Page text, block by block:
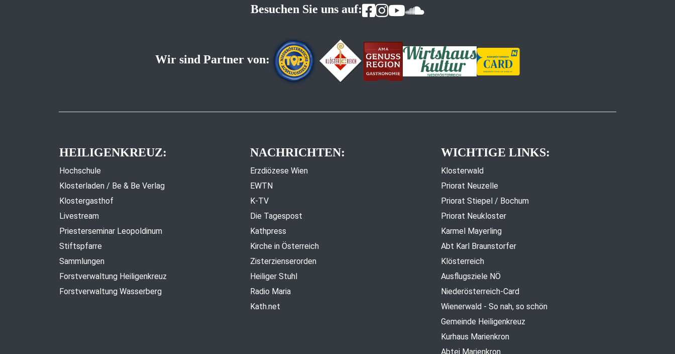
Besuchen Sie uns auf:
Wir sind Partner von:
HEILIGENKREUZ:
Hochschule
Klosterladen / Be & Be Verlag
Klostergasthof
Livestream
Priesterseminar Leopoldinum
Stiftspfarre
Sammlungen
Forstverwaltung Heiligenkreuz
Forstverwaltung Wasserberg
NACHRICHTEN:
Erzdiözese Wien
EWTN
K-TV
Die Tagespost
Kathpress
Kirche in Österreich
Zisterzienserorden
Heiliger Stuhl
Radio Maria
Kath.net
WICHTIGE LINKS:
Klosterwald
Priorat Neuzelle
Priorat Stiepel / Bochum
Priorat Neukloster
Karmel Mayerling
Abt Karl Braunstorfer
Klösterreich
Ausflugsziele NÖ
Niederösterreich-Card
Wienerwald - So nah, so schön
Gemeinde Heiligenkreuz
Kurhaus Marienkron
Abtei Marienkron